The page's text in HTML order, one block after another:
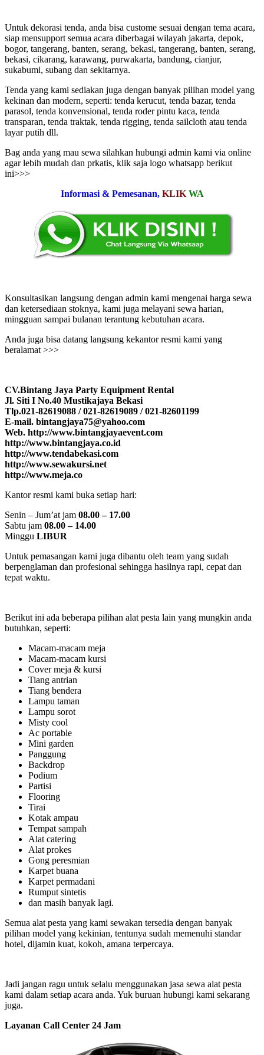
Untuk dekorasi tenda, anda bisa custome sesuai dengan tema acara,
siap mensupport semua acara diberbagai wilayah jakarta, depok,
bogor, tangerang, banten, serang, bekasi, tangerang, banten, serang,
bekasi, cikarang, karawang, purwakarta, bandung, cianjur,
sukabumi, subang dan sekitarnya.
Tenda yang kami sediakan juga dengan banyak pilihan model yang
kekinan dan modern, seperti: tenda kerucut, tenda bazar, tenda
parasol, tenda konvensional, tenda roder pintu kaca, tenda
transparan, tenda traktak, tenda rigging, tenda sailcloth atau tenda
layar putih dll.
Bag anda yang mau sewa silahkan hubungi admin kami via online
agar lebih mudah dan prkatis, klik saja logo whatsapp berikut
ini>>>
Informasi & Pemesanan, KLIK WA
Konsultasikan langsung dengan admin kami mengenai harga sewa
dan ketersediaan stoknya, kami juga melayani sewa harian,
mingguan sampai bulanan terantung kebutuhan acara.
Anda juga bisa datang langsung kekantor resmi kami yang
beralamat >>>
CV.Bintang Jaya Party Equipment Rental
Jl. Siti I No.40 Mustikajaya Bekasi
Tlp.021-82619088 / 021-82619089 / 021-82601199
E-mail. bintangjaya75@yahoo.com
Web. http://www.bintangjayaevent.com
http://www.bintangjaya.co.id
http://www.tendabekasi.com
http://www.sewakursi.net
http://www.meja.co
Kantor resmi kami buka setiap hari:
Senin – Jum’at jam 08.00 – 17.00
Sabtu jam 08.00 – 14.00
Minggu LIBUR
Untuk pemasangan kami juga dibantu oleh team yang sudah
berpenglaman dan profesional sehingga hasilnya rapi, cepat dan
tepat waktu.
Berikut ini ada beberapa pilihan alat pesta lain yang mungkin anda
butuhkan, seperti:
Macam-macam meja
Macam-macam kursi
Cover meja & kursi
Tiang antrian
Tiang bendera
Lampu taman
Lampu sorot
Misty cool
Ac portable
Mini garden
Panggung
Backdrop
Podium
Partisi
Flooring
Tirai
Kotak ampau
Tempat sampah
Alat catering
Alat prokes
Gong peresmian
Karpet buana
Karpet permadani
Rumput sintetis
dan masih banyak lagi.
Semua alat pesta yang kami sewakan tersedia dengan banyak
pilihan model yang kekinian, tentunya sudah memenuhi standar
hotel, dijamin kuat, kokoh, amana terpercaya.
Jadi jangan ragu untuk selalu menggunakan jasa sewa alat pesta
kami dalam setiap acara anda. Yuk buruan hubungi kami sekarang
juga.
Layanan Call Center 24 Jam